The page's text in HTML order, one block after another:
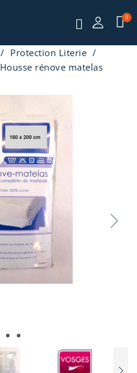
Protection Literie
Housse rénove matelas